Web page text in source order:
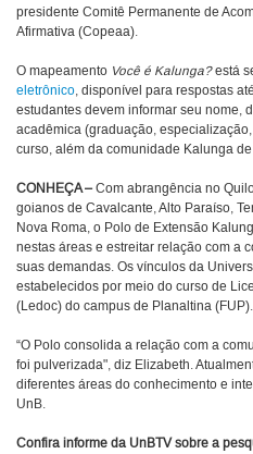
presidente Comitê Permanente de
Afirmativa (Copeaa).
O mapeamento Você é Kalunga?está
eletrônico, disponível para respostas
estudantes devem informar seu nome,
acadêmica (graduação,
curso, além da comunidade Kalunga
CONHEÇA –Com abrangência no
goianos de Cavalcante, Alto Paraíso,
Nova Roma, o Polo de Extensão
nestas áreas e estreitar relação com a
suas demandas. Os vínculos da
estabelecidos por meio do curso de
(Ledoc) do campus de Planaltina (FUP).
“O Polo consolida a relação com a
foi pulverizada", diz Elizabeth.
diferentes áreas do conhecimento e
UnB.
Confira informe da UnBTV sobre a